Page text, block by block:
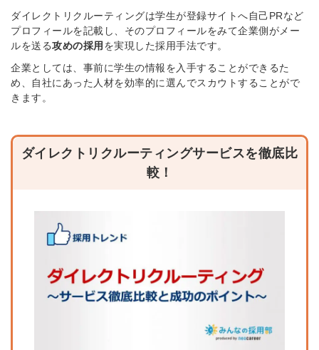
ダイレクトリクルーティングは学生が登録サイトへ自己PRなど
プロフィールを記載し、そのプロフィールをみて企業側がメー
ルを送る攻めの採用 を実現した採用手法です。
企業としては、事前に学生の情報を入手することができるた
め、自社にあった人材を効率的に選んでスカウトすることがで
きます。
ダイレクトリクルーティングサービスを徹底比
較！